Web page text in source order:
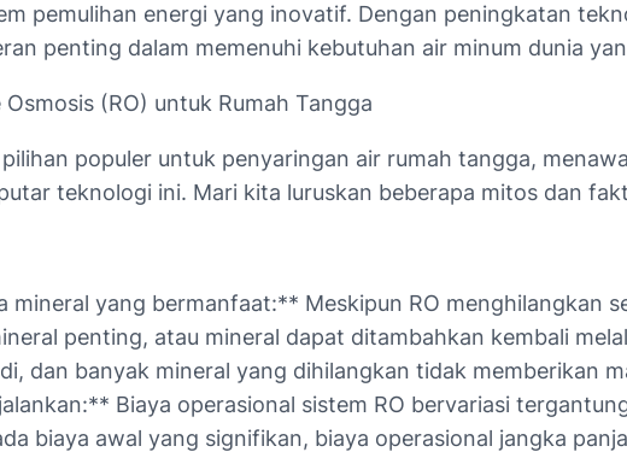
pemulihan energi yang inovatif. Dengan peningkatan
penting dalam memenuhi kebutuhan air minum dunia
(RO) untuk Rumah Tangga
populer untuk penyaringan air rumah tangga,
teknologi ini. Mari kita luruskan beberapa mitos dan
mineral yang bermanfaat:** Meskipun RO menghilangkan
penting, atau mineral dapat ditambahkan kembali
dan banyak mineral yang dihilangkan tidak memberikan
Biaya operasional sistem RO bervariasi
biaya awal yang signifikan, biaya operasional jangka